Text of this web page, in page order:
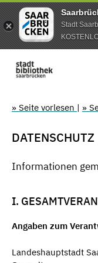
Stadt
» Seite vorlesen | »
DATENSCHUTZ
Informationen
I.
Angaben zum
Landeshauptstadt